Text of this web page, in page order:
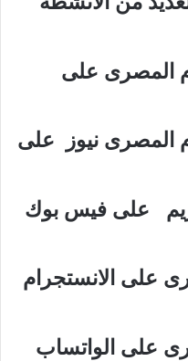
المصرى على
المصرى نيوز على
على فيس بوك
على الانستجرام
على الواتساب